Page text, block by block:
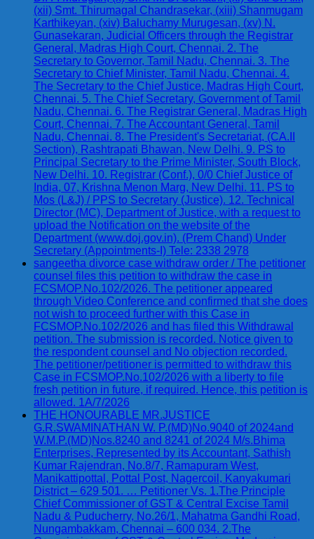
(xii) Smt. Thirumagal Chandrasekar, (xiii) Shanmugam
Karthikeyan, (xiv) Baluchamy Murugesan, (xv) N.
Gunasekaran, Judicial Officers through the Registrar
General, Madras High Court, Chennai. 2. The
Secretary to Governor, Tamil Nadu, Chennai. 3. The
Secretary to Chief Minister, Tamil Nadu, Chennai. 4.
The Secretary to the Chief Justice, Madras High Court,
Chennai. 5. The Chief Secretary, Government of Tamil
Nadu, Chennai. 6. The Registrar General, Madras High
Court, Chennai. 7. The Accountant General, Tamil
Nadu, Chennai. 8. The President's Secretariat, (CA.II
Section), Rashtrapati Bhawan, New Delhi. 9. PS to
Principal Secretary to the Prime Minister, South Block,
New Delhi. 10. Registrar (Conf.), 0/0 Chief Justice of
India, 07, Krishna Menon Marg, New Delhi. 11. PS to
Mos (L&J) / PPS to Secretary (Justice). 12. Technical
Director (MC), Department of Justice, with a request to
upload the Notification on the website of the
Department (www.doj.gov.in). (Prem Chand) Under
Secretary (Appointments-I) Tele: 2338 2978
sangeetha divorce case withdraw order / The petitioner
counsel files this petition to withdraw the case in
FCSMOP.No.102/2026. The petitioner appeared
through Video Conference and confirmed that she does
not wish to proceed further with this Case in
FCSMOP.No.102/2026 and has filed this Withdrawal
petition. The submission is recorded. Notice given to
the respondent counsel and No objection recorded.
The petitioner/petitioner is permitted to withdraw this
Case in FCSMOP.No.102/2026 with a liberty to file
fresh petition in future, if required. Hence, this petition is
allowed. 1A/7/2026
THE HONOURABLE MR.JUSTICE
G.R.SWAMINATHAN W. P.(MD)No.9040 of 2024and
W.M.P.(MD)Nos.8240 and 8241 of 2024 M/s.Bhima
Enterprises, Represented by its Accountant, Sathish
Kumar Rajendran, No.8/7, Ramapuram West,
Manikattipottal, Pottal Post, Nagercoil, Kanyakumari
District – 629 501. … Petitioner Vs. 1.The Principle
Chief Commissioner of GST & Central Excise Tamil
Nadu & Puducherry, No.26/1, Mahatma Gandhi Road,
Nungambakkam, Chennai – 600 034. 2.The